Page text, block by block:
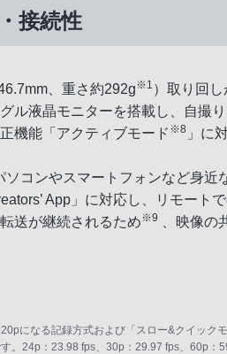
接続性
、重さ約292g※1 ）取り回
ル液晶モニターを搭載し、自撮
機能「アクティブモード ※8 」に
コンやスマートフォンなど身近
App」に対応し、リモート
送が継続されるため※9
、映像の
になる記録方式および「スロー&クイッ
。24p：23.98 fps、30p：29.97 fps、60p：